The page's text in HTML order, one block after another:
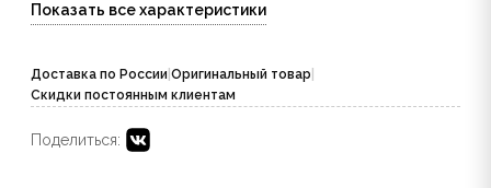
Показать все характеристики
Доставка по России Оригинальный товар
Скидки постоянным клиентам
Поделиться: